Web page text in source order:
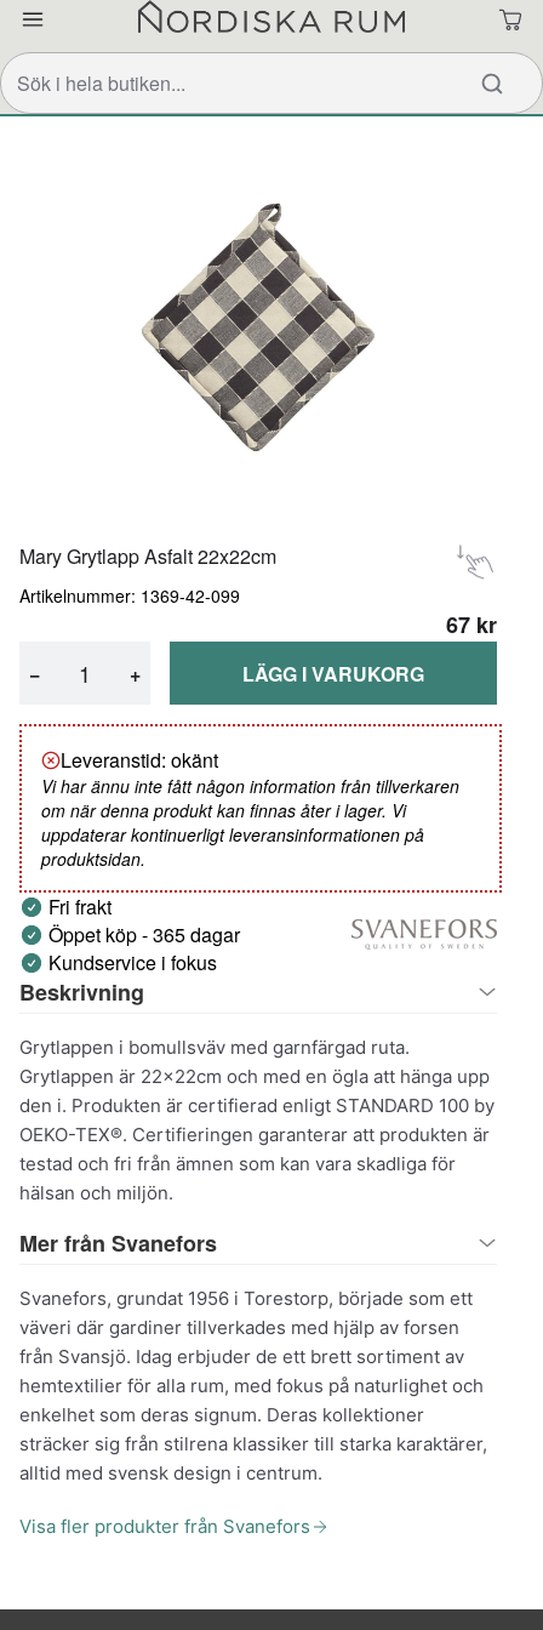
Mary Grytlapp Asfalt 22x22cm
Artikelnummer: 1369-42-099
67 kr
− + LÄGG I VARUKORG
Leveranstid: okänt
Vi har ännu inte fått någon information från tillverkaren
om när denna produkt kan finnas åter i lager. Vi
uppdaterar kontinuerligt leveransinformationen på
produktsidan.
Fri frakt
Öppet köp - 365 dagar
Kundservice i fokus
Beskrivning
Grytlappen i bomullsväv med garnfärgad ruta.
Grytlappen är 22x22cm och med en ögla att hänga upp
den i. Produkten är certifierad enligt STANDARD 100 by
OEKO-TEX®. Certifieringen garanterar att produkten är
testad och fri från ämnen som kan vara skadliga för
hälsan och miljön.
Mer från Svanefors
Svanefors, grundat 1956 i Torestorp, började som ett
väveri där gardiner tillverkades med hjälp av forsen
från Svansjö. Idag erbjuder de ett brett sortiment av
hemtextilier för alla rum, med fokus på naturlighet och
enkelhet som deras signum. Deras kollektioner
sträcker sig från stilrena klassiker till starka karaktärer,
alltid med svensk design i centrum.
Visa fler produkter från Svanefors